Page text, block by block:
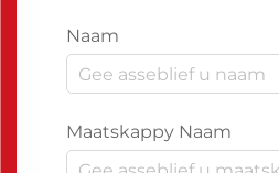
Naam
Maatskappy Naam